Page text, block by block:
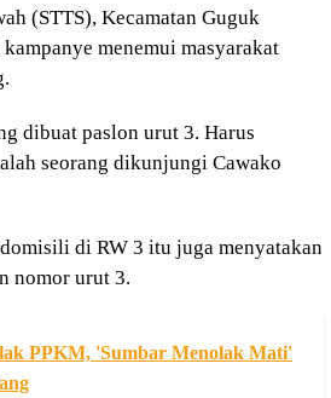
(STTS), Kecamatan Guguk
menemui masyarakat
dibuat paslon urut 3. Harus
seorang dikunjungi Cawako
di RW 3 itu juga menyatakan
nomor urut 3.
PPKM, 'Sumbar Menolak Mati'